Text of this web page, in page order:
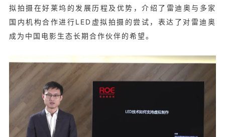
拟拍摄在好莱坞的发展历程及优势，介绍了雷迪奥与多家
国内机构合作进行LED虚拟拍摄的尝试，表达了对雷迪奥
成为中国电影生态长期合作伙伴的希望。